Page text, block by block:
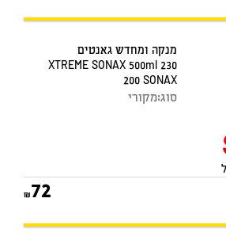
מנקה ומחדש גאנטים
XTREME SONAX 500ml 230
200 SONAX
סוג:מקורי
72